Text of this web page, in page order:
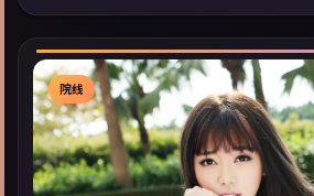
同类型高分佳作，畅享高清在线追剧体验
院线